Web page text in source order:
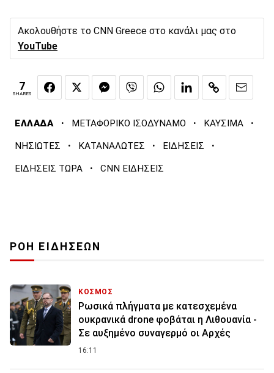
Ακολουθήστε το CNN Greece στο κανάλι μας στο
YouTube
7
SHARES
ΕΛΛΑΔΑ · ΜΕΤΑΦΟΡΙΚΟ ΙΣΟΔΥΝΑΜΟ · ΚΑΥΣΙΜΑ ·
ΝΗΣΙΩΤΕΣ · ΚΑΤΑΝΑΛΩΤΕΣ · ΕΙΔΗΣΕΙΣ ·
ΕΙΔΗΣΕΙΣ ΤΩΡΑ · CNN ΕΙΔΗΣΕΙΣ
ΡΟΗ ΕΙΔΗΣΕΩΝ
ΚΟΣΜΟΣ
Ρωσικά πλήγματα με κατεσχεμένα
ουκρανικά drone φοβάται η Λιθουανία -
Σε αυξημένο συναγερμό οι Αρχές
16:11